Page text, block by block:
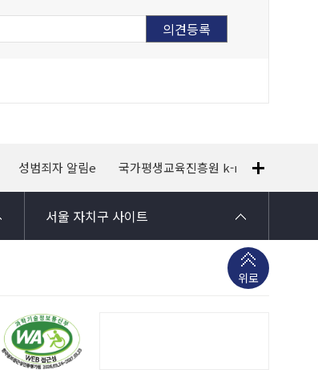
성범죄자 알림e 국가평생교육진흥원 k-mooc
서울 자치구 사이트
위로